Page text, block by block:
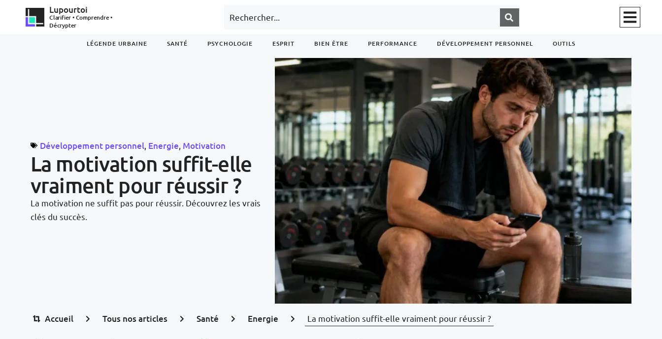
Lupourtoi
Clarifier • Comprendre •
Décrypter
LÉGENDE URBAINE SANTÉ PSYCHOLOGIE ESPRIT BIEN ÊTRE PERFORMANCE DÉVELOPPEMENT PERSONNEL OUTILS
La motivation suffit-elle
vraiment pour réussir ?
Développement personnel Energie Motivation
La motivation ne suffit pas pour réussir. Découvrez les vrais
clés du succès.
Accueil Tous nos articles Santé Energie La motivation suffit-elle vraiment pour réussir ?